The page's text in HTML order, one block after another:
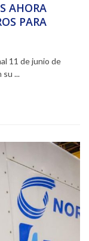
AHORA
PARA
11 de junio de
su ...